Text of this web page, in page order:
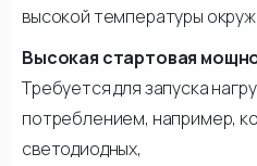
высокой температуры
Высокая стартовая
Требуется для запуска
потреблением, например,
светодиодных,